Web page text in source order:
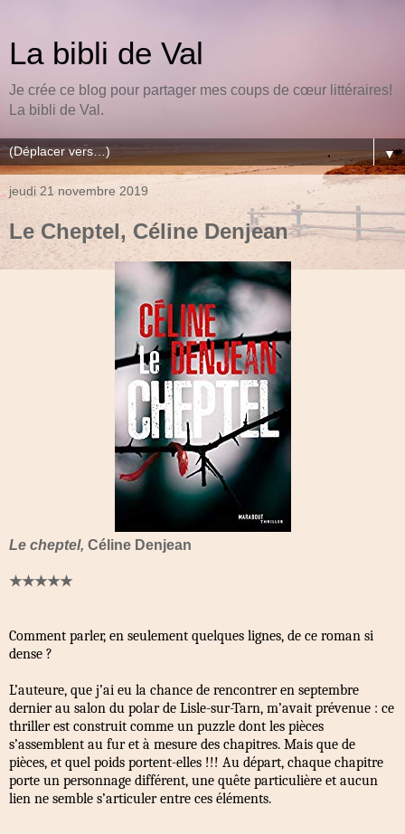
La bibli de Val
Je crée ce blog pour partager mes coups de cœur littéraires!
La bibli de Val.
▼
jeudi 21 novembre 2019
Le Cheptel, Céline Denjean
Le cheptel, Céline Denjean
★★★★★
Comment parler, en seulement quelques lignes, de ce roman si
dense ?
L’auteure, que j’ai eu la chance de rencontrer en septembre
dernier au salon du polar de Lisle-sur-Tarn, m’avait prévenue : ce
thriller est construit comme un puzzle dont les pièces
s’assemblent au fur et à mesure des chapitres. Mais que de
pièces, et quel poids portent-elles !!! Au départ, chaque chapitre
porte un personnage différent, une quête particulière et aucun
lien ne semble s’articuler entre ces éléments.